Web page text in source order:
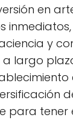
en
y
largo
para tener